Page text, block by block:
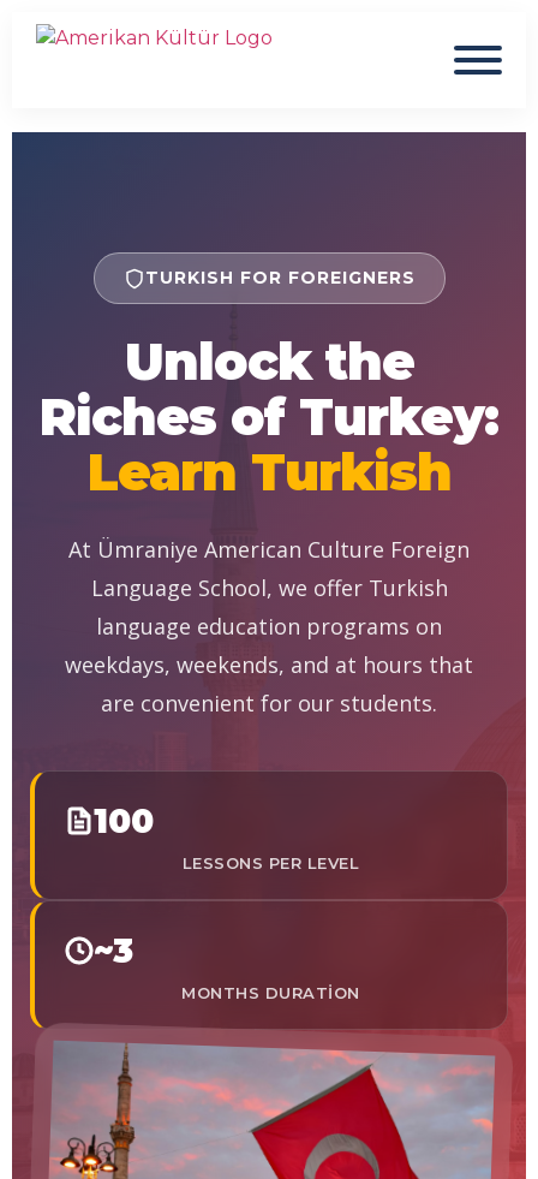
TURKISH FOR FOREIGNERS
Unlock the
Riches of Turkey:
Learn Turkish
At Ümraniye American Culture Foreign
Language School, we offer Turkish
language education programs on
weekdays, weekends, and at hours that
are convenient for our students.
100
LESSONS PER LEVEL
~3
MONTHS DURATION